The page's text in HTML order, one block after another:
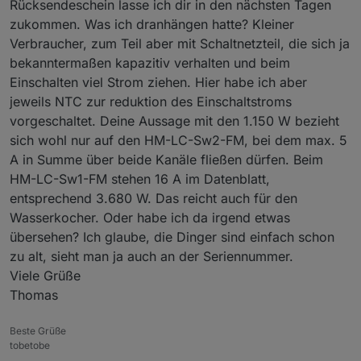
Rücksendeschein lasse ich dir in den nächsten Tagen
zukommen. Was ich dranhängen hatte? Kleiner
Verbraucher, zum Teil aber mit Schaltnetzteil, die sich ja
bekanntermaßen kapazitiv verhalten und beim
Einschalten viel Strom ziehen. Hier habe ich aber
jeweils NTC zur reduktion des Einschaltstroms
vorgeschaltet. Deine Aussage mit den 1.150 W bezieht
sich wohl nur auf den HM-LC-Sw2-FM, bei dem max. 5
A in Summe über beide Kanäle fließen dürfen. Beim
HM-LC-Sw1-FM stehen 16 A im Datenblatt,
entsprechend 3.680 W. Das reicht auch für den
Wasserkocher. Oder habe ich da irgend etwas
übersehen? Ich glaube, die Dinger sind einfach schon
zu alt, sieht man ja auch an der Seriennummer.
Viele Grüße
Thomas
Beste Grüße
tobetobe